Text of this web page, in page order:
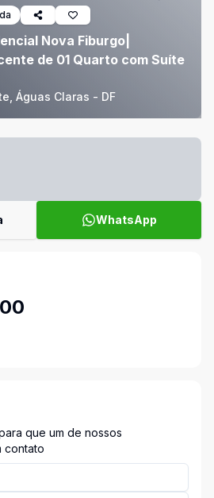
Nova Fiburgo|
de 01 Quarto com Suíte
Águas Claras - DF
WhatsApp
que um de nossos
contato